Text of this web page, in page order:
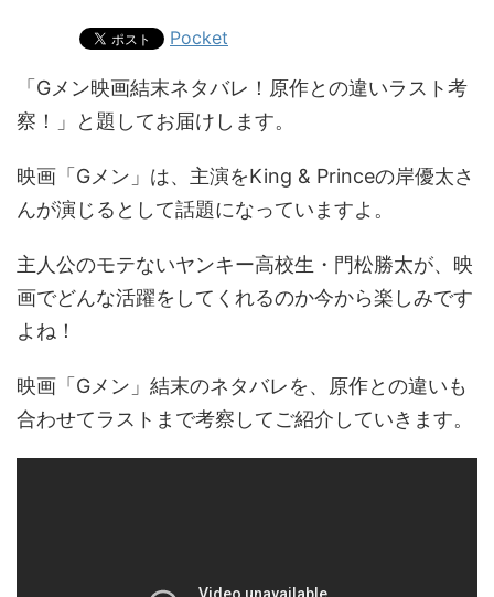
Pocket
「Gメン映画結末ネタバレ！原作との違いラスト考
察！」と題してお届けします。
映画「Gメン」は、主演をKing & Princeの岸優太さ
んが演じるとして話題になっていますよ。
主人公のモテないヤンキー高校生・門松勝太が、映
画でどんな活躍をしてくれるのか今から楽しみです
よね！
映画「Gメン」結末のネタバレを、原作との違いも
合わせてラストまで考察してご紹介していきます。